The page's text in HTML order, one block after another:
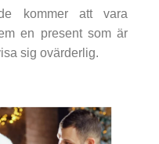
kommer att vara
en present som är
sig ovärderlig.